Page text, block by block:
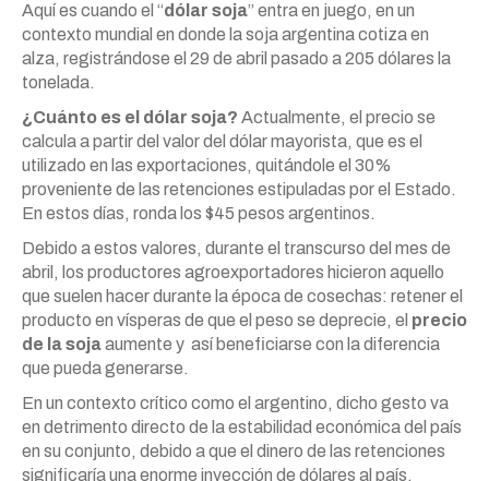
Aquí es cuando el “dólar soja” entra en juego, en un
contexto mundial en donde la soja argentina cotiza en
alza, registrándose el 29 de abril pasado a 205 dólares la
tonelada.
¿Cuánto es el dólar soja? Actualmente, el precio se
calcula a partir del valor del dólar mayorista, que es el
utilizado en las exportaciones, quitándole el 30%
proveniente de las retenciones estipuladas por el Estado.
En estos días, ronda los $45 pesos argentinos.
Debido a estos valores, durante el transcurso del mes de
abril, los productores agroexportadores hicieron aquello
que suelen hacer durante la época de cosechas: retener el
producto en vísperas de que el peso se deprecie, el precio
de la sojaaumente y así beneficiarse con la diferencia
que pueda generarse.
En un contexto crítico como el argentino, dicho gesto va
en detrimento directo de la estabilidad económica del país
en su conjunto, debido a que el dinero de las retenciones
significaría una enorme inyección de dólares al país.